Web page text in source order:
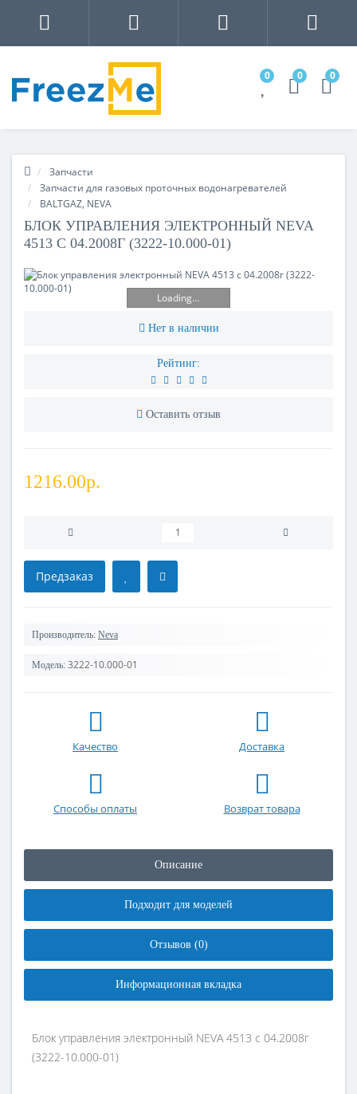
0 0 0
Запчасти
Запчасти для газовых проточных водонагревателей
BALTGAZ, NEVA
БЛОК УПРАВЛЕНИЯ ЭЛЕКТРОННЫЙ NEVA
4513 С 04.2008Г (3222-10.000-01)
Loading...
Нет в наличии
Рейтинг:
Оставить отзыв
1216.00р.
Предзаказ
Производитель: Neva
Модель: 3222-10.000-01
Качество Доставка
Способы оплаты Возврат товара
Описание
Подходит для моделей
Отзывов (0)
Информационная вкладка
Блок управления электронный NEVA 4513 с 04.2008г
(3222-10.000-01)